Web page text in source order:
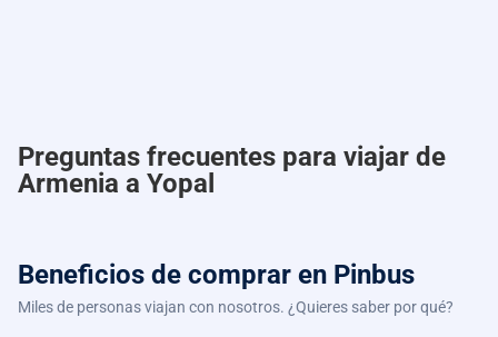
Preguntas frecuentes para viajar de
Armenia a Yopal
Beneficios de comprar en Pinbus
Miles de personas viajan con nosotros. ¿Quieres saber por qué?